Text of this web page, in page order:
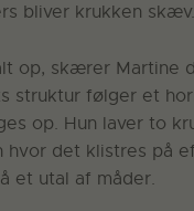
bliver krukken skæv.
op, skærer Martine
struktur følger et
op. Hun laver to
hvor det klistres på
et utal af måder.